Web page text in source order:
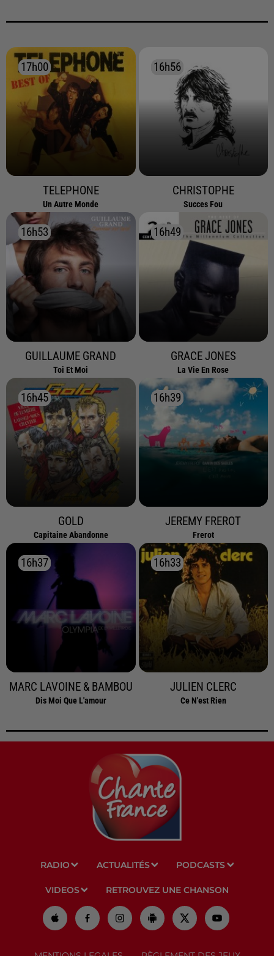
17h00
17h00
TELEPHONE
Un Autre Monde
16h56
16h56
CHRISTOPHE
Succes Fou
16h53
16h53
GUILLAUME GRAND
Toi Et Moi
16h49
16h49
GRACE JONES
La Vie En Rose
16h45
16h45
GOLD
Capitaine Abandonne
16h39
16h39
JEREMY FREROT
Frerot
16h37
16h37
MARC LAVOINE & BAMBOU
Dis Moi Que L'amour
16h33
16h33
JULIEN CLERC
Ce N'est Rien
RADIO ACTUALITÉS PODCASTS
VIDEOS RETROUVEZ UNE CHANSON